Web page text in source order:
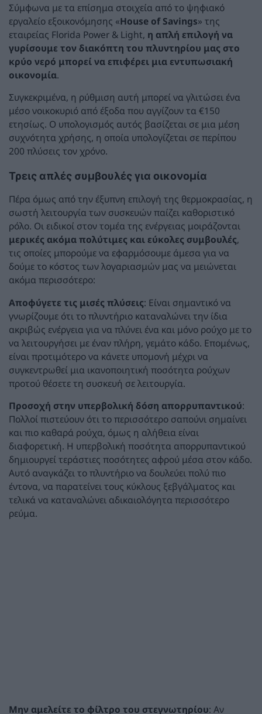
Σύμφωνα με τα επίσημα στοιχεία από το ψηφιακό
εργαλείο εξοικονόμησης «House of Savings» της
εταιρείας Florida Power & Light, η απλή επιλογή να
γυρίσουμε τον διακόπτη του πλυντηρίου μας στο
κρύο νερό μπορεί να επιφέρει μια εντυπωσιακή
οικονομία.
Συγκεκριμένα, η ρύθμιση αυτή μπορεί να γλιτώσει ένα
μέσο νοικοκυριό από έξοδα που αγγίζουν τα €150
ετησίως. Ο υπολογισμός αυτός βασίζεται σε μια μέση
συχνότητα χρήσης, η οποία υπολογίζεται σε περίπου
200 πλύσεις τον χρόνο.
Τρεις απλές συμβουλές για οικονομία
Πέρα όμως από την έξυπνη επιλογή της θερμοκρασίας, η
σωστή λειτουργία των συσκευών παίζει καθοριστικό
ρόλο. Οι ειδικοί στον τομέα της ενέργειας μοιράζονται
μερικές ακόμα πολύτιμες και εύκολες συμβουλές,
τις οποίες μπορούμε να εφαρμόσουμε άμεσα για να
δούμε το κόστος των λογαριασμών μας να μειώνεται
ακόμα περισσότερο:
Αποφύγετε τις μισές πλύσεις: Είναι σημαντικό να
γνωρίζουμε ότι το πλυντήριο καταναλώνει την ίδια
ακριβώς ενέργεια για να πλύνει ένα και μόνο ρούχο με το
να λειτουργήσει με έναν πλήρη, γεμάτο κάδο. Επομένως,
είναι προτιμότερο να κάνετε υπομονή μέχρι να
συγκεντρωθεί μια ικανοποιητική ποσότητα ρούχων
προτού θέσετε τη συσκευή σε λειτουργία.
Προσοχή στην υπερβολική δόση απορρυπαντικού:
Πολλοί πιστεύουν ότι το περισσότερο σαπούνι σημαίνει
και πιο καθαρά ρούχα, όμως η αλήθεια είναι
διαφορετική. Η υπερβολική ποσότητα απορρυπαντικού
δημιουργεί τεράστιες ποσότητες αφρού μέσα στον κάδο.
Αυτό αναγκάζει το πλυντήριο να δουλεύει πολύ πιο
έντονα, να παρατείνει τους κύκλους ξεβγάλματος και
τελικά να καταναλώνει αδικαιολόγητα περισσότερο
ρεύμα.
Μην αμελείτε το φίλτρο του στεγνωτηρίου: Αν